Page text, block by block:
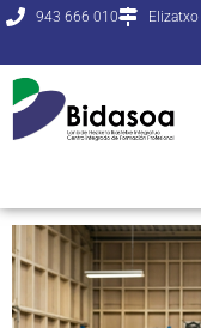
943 666 010